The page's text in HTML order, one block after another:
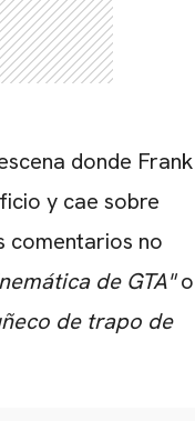
donde Frank
y cae sobre
comentarios no
de GTA"o
de trapo de